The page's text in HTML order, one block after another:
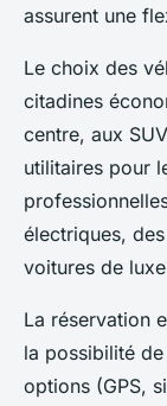
assurent une
Le choix des
citadines
centre, aux
utilitaires pour
électriques,
voitures de
La réservation
la possibilité
options (GPS,